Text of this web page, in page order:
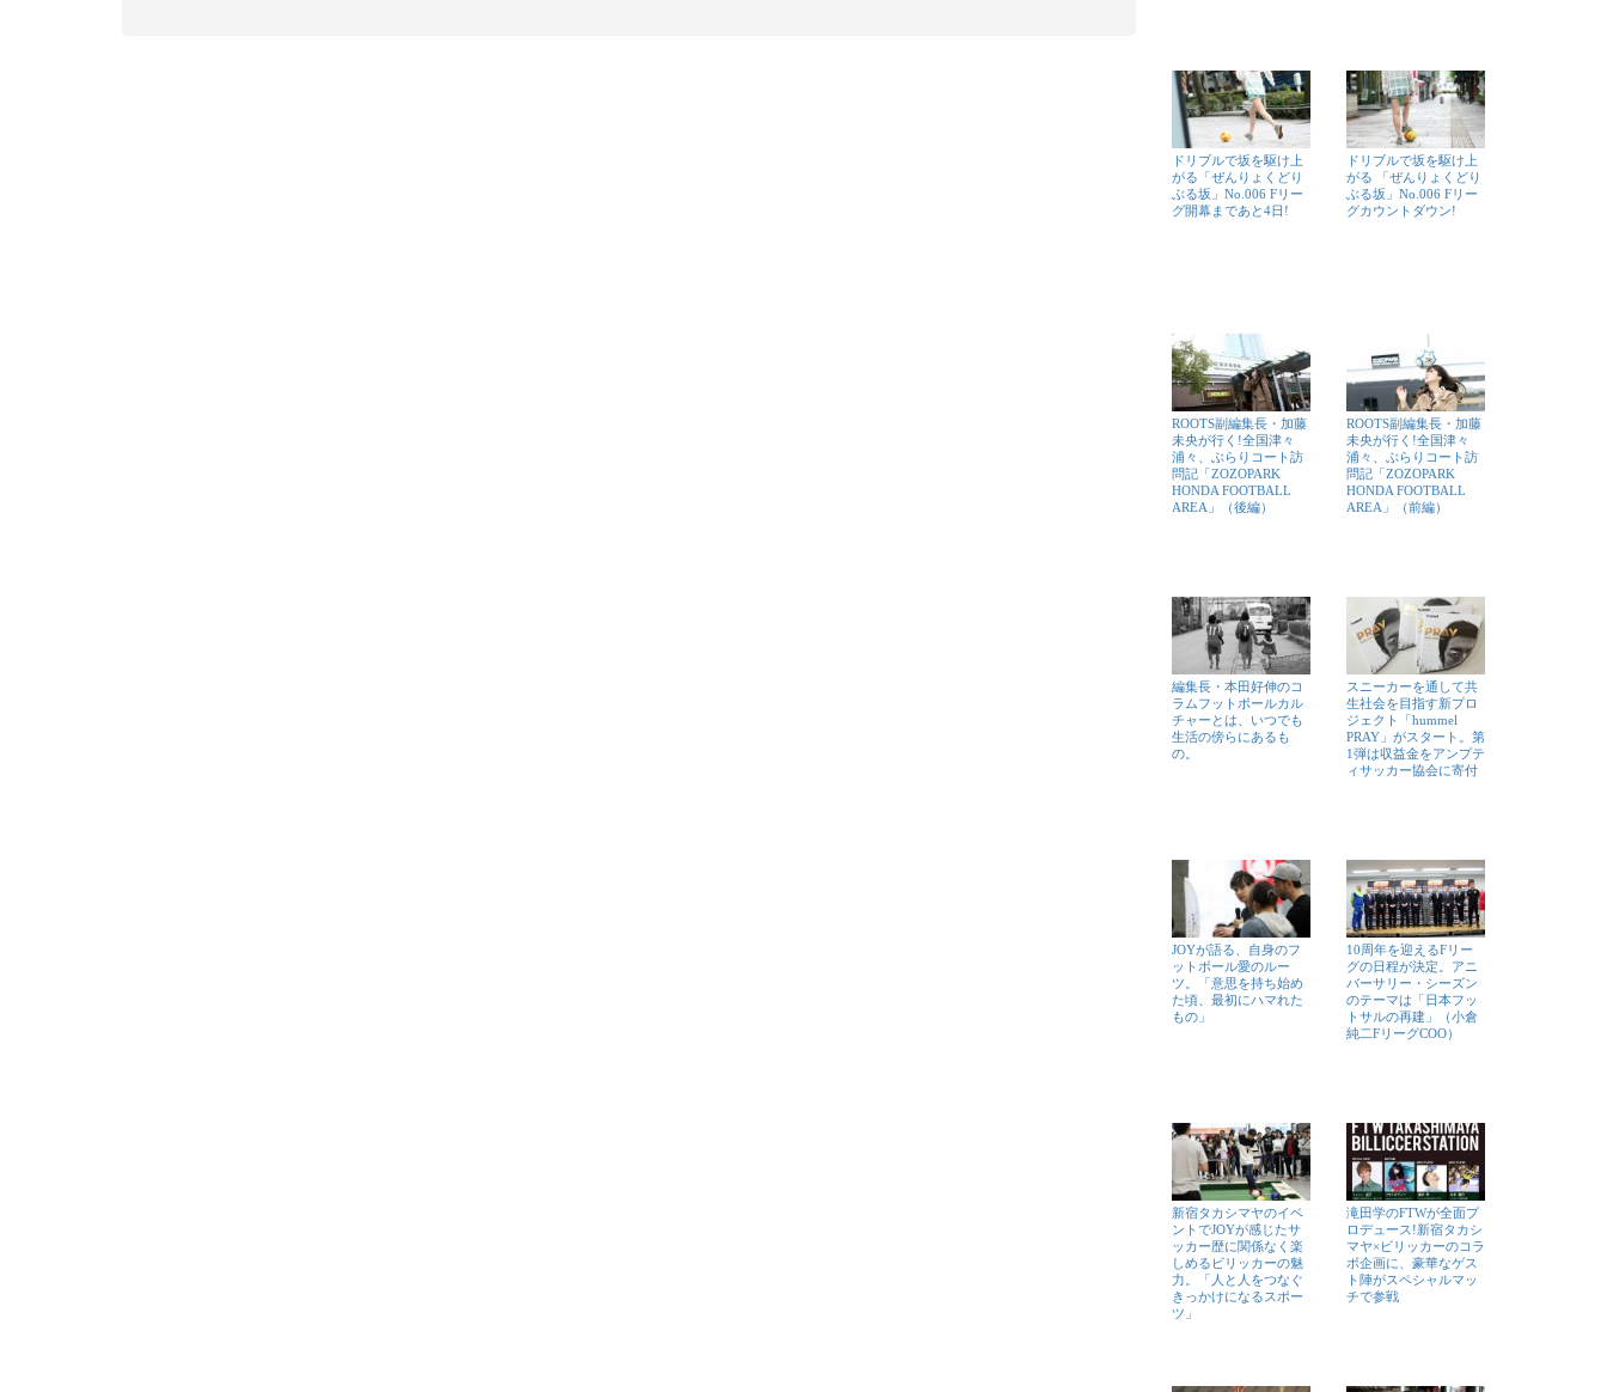
ドリブルで坂を駆け上
がる「ぜんりょくどり
ぶる坂」No.006 Fリー
グ開幕まであと4日!
ドリブルで坂を駆け上
がる 「ぜんりょくどり
ぶる坂」No.006 Fリー
グカウントダウン!
ROOTS副編集長・加藤
未央が行く!全国津々
浦々、ぶらりコート訪
問記「ZOZOPARK
HONDA FOOTBALL
AREA」（後編）
ROOTS副編集長・加藤
未央が行く!全国津々
浦々、ぶらりコート訪
問記「ZOZOPARK
HONDA FOOTBALL
AREA」（前編）
編集長・本田好伸のコ
ラムフットボールカル
チャーとは、いつでも
生活の傍らにあるも
の。
スニーカーを通して共
生社会を目指す新プロ
ジェクト「hummel
PRAY」がスタート。第
1弾は収益金をアンプテ
ィサッカー協会に寄付
JOYが語る、自身のフ
ットボール愛のルー
ツ。「意思を持ち始め
た頃、最初にハマれた
もの」
10周年を迎えるFリー
グの日程が決定。アニ
バーサリー・シーズン
のテーマは「日本フッ
トサルの再建」（小倉
純二FリーグCOO）
新宿タカシマヤのイベ
ントでJOYが感じたサ
ッカー歴に関係なく楽
しめるビリッカーの魅
力。「人と人をつなぐ
きっかけになるスポー
ツ」
滝田学のFTWが全面プ
ロデュース!新宿タカシ
マヤ×ビリッカーのコラ
ボ企画に、豪華なゲス
ト陣がスペシャルマッ
チで参戦